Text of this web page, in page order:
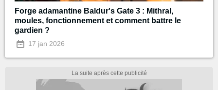
Forge adamantine Baldur's Gate 3 : Mithral,
moules, fonctionnement et comment battre le
gardien ?
17 jan 2026